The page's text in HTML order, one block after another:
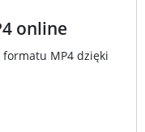
online
MP4 dzięki